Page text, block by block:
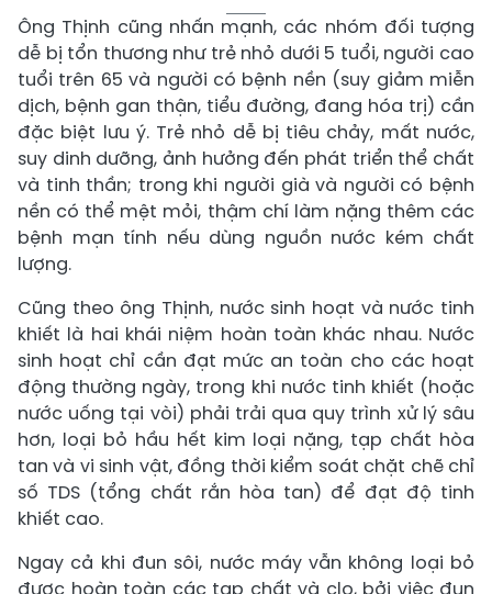
Ông Thịnh cũng nhấn mạnh, các nhóm đối tượng
dễ bị tổn thương như trẻ nhỏ dưới 5 tuổi, người cao
tuổi trên 65 và người có bệnh nền (suy giảm miễn
dịch, bệnh gan thận, tiểu đường, đang hóa trị) cần
đặc biệt lưu ý. Trẻ nhỏ dễ bị tiêu chảy, mất nước,
suy dinh dưỡng, ảnh hưởng đến phát triển thể chất
và tinh thần; trong khi người già và người có bệnh
nền có thể mệt mỏi, thậm chí làm nặng thêm các
bệnh mạn tính nếu dùng nguồn nước kém chất
lượng.
Cũng theo ông Thịnh, nước sinh hoạt và nước tinh
khiết là hai khái niệm hoàn toàn khác nhau. Nước
sinh hoạt chỉ cần đạt mức an toàn cho các hoạt
động thường ngày, trong khi nước tinh khiết (hoặc
nước uống tại vòi) phải trải qua quy trình xử lý sâu
hơn, loại bỏ hầu hết kim loại nặng, tạp chất hòa
tan và vi sinh vật, đồng thời kiểm soát chặt chẽ chỉ
số TDS (tổng chất rắn hòa tan) để đạt độ tinh
khiết cao.
Ngay cả khi đun sôi, nước máy vẫn không loại bỏ